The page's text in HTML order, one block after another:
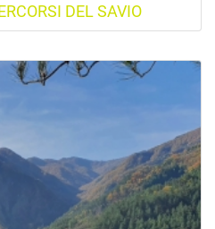
DEL SAVIO